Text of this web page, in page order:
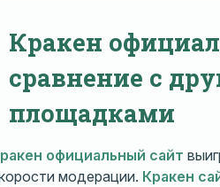
Кракен
сравнение с
площадками
официальный сайт
модерации. Кракен